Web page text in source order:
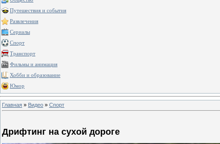
Путешествия и события
Развлечения
Сериалы
Спорт
Транспорт
Фильмы и анимация
Хобби и образование
Юмор
Главная » Видео » Спорт
Дрифтинг на сухой дороге